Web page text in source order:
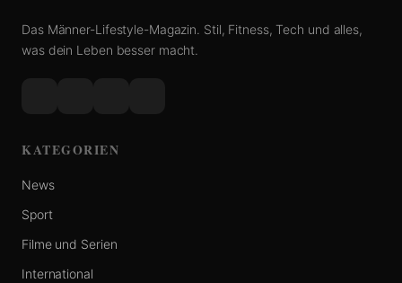
Das Männer-Lifestyle-Magazin. Stil, Fitness, Tech und alles,
was dein Leben besser macht.
KATEGORIEN
News
Sport
Filme und Serien
International